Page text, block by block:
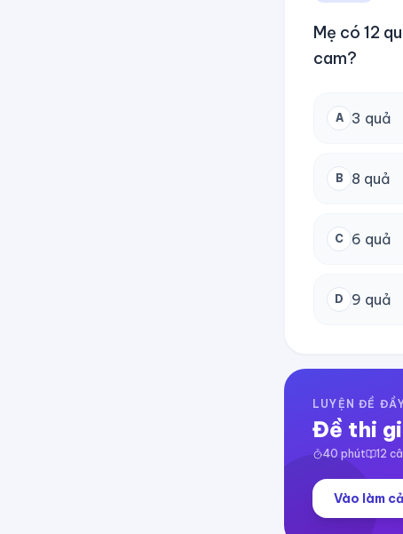
Mẹ có 12
cam?
A 3 quả
B 8 quả
C 6 quả
D 9 quả
LUYỆN ĐỀ
Đề thi
40 phút 12
Vào làm